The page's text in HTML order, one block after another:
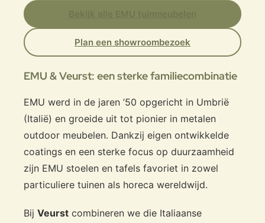
Plan een showroombezoek
EMU & Veurst: een sterke familiecombinatie
EMU werd in de jaren ’50 opgericht in Umbrië
(Italië) en groeide uit tot pionier in metalen
outdoor meubelen. Dankzij eigen ontwikkelde
coatings en een sterke focus op duurzaamheid
zijn EMU stoelen en tafels favoriet in zowel
particuliere tuinen als horeca wereldwijd.
Bij Veurst combineren we die Italiaanse